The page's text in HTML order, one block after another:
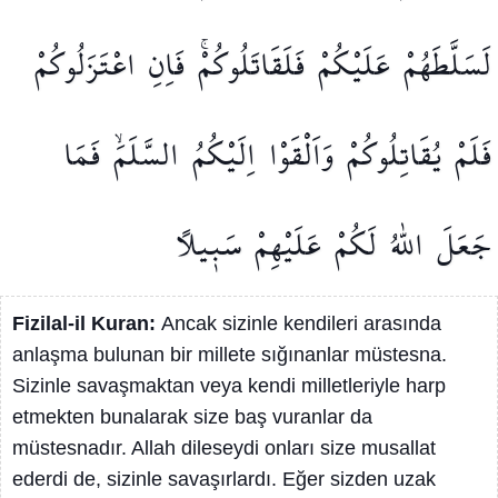
لَسَلَّطَهُمْ عَلَيْكُمْفَلَقَاتَلُوكُمْۚفَاِنِ اعْتَزَلُوكُمْ
فَلَمْيُقَاتِلُوكُمْوَاَلْقَوْا اِلَيْكُمُ السَّلَمَۙفَمَا
جَعَلَ اللّٰهُلَكُمْ عَلَيْهِمْسَب۪يلًا
Fizilal-il Kuran: Ancak sizinle kendileri arasında
anlaşma bulunan bir millete sığınanlar müstesna.
Sizinle savaşmaktan veya kendi milletleriyle harp
etmekten bunalarak size baş vuranlar da
müstesnadır. Allah dileseydi onları size musallat
ederdi de, sizinle savaşırlardı. Eğer sizden uzak